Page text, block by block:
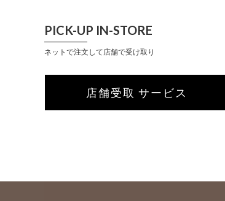
PICK-UP IN-STORE
ネットで注文して店舗で受け取り
店舗受取 サービス